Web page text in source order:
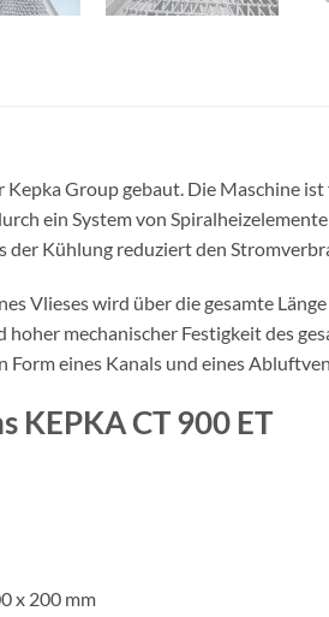
Group gebaut. Die Maschine
ein System von
Kühlung reduziert den
Vlieses wird über die gesamte
mechanischer Festigkeit des
Form eines Kanals und eines
KEPKA CT 900 ET
x 200 mm